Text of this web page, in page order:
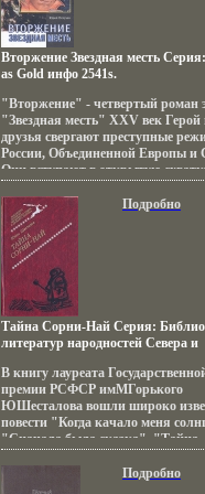
Вторжение Звездная месть
as Gold инфо 2541s.
"Вторжение" - четвертый роман
"Звездная месть" XXV век Герой
друзья свергают преступные
России, Объединенной Европы
Они вступают в открытую
Победа? Нет, начинается
иных измерений Главная беда
неожиданно… Автор Юрий
Подробно
Тайна Сорни-Най Серия:
литератур народностей Севера и
В книгу лауреата
премии РСФСР имМГорького
ЮШесталова вошли широко
повести "Когда качало меня
"Сначала была сказка", "Тайна
почерк писателя своеобразен:
переходит в стихи, то
Подробно